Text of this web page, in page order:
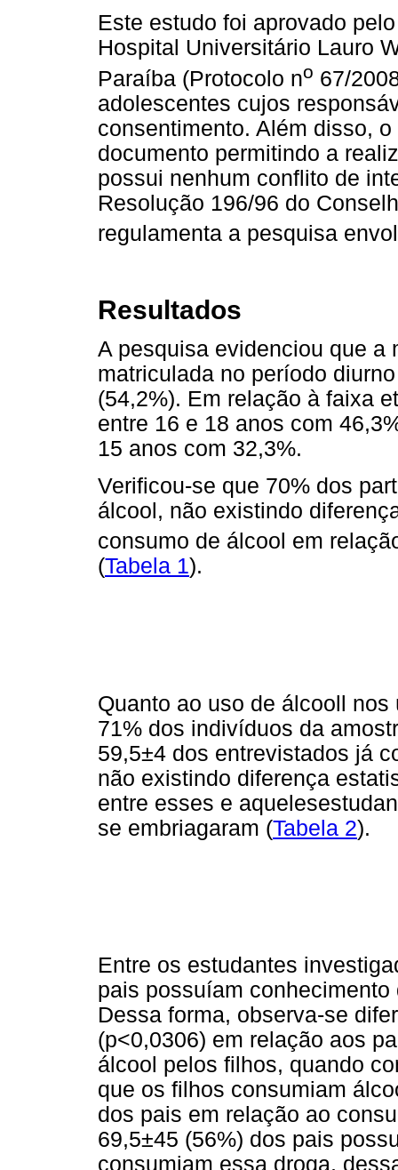
Este estudo foi aprovado
Hospital Universitário Lauro
Paraíba (Protocolo no 67/
adolescentes cujos
consentimento. Além disso,
documento permitindo a
possui nenhum conflito de
Resolução 196/96 do
regulamenta a pesquisa
Resultados
A pesquisa evidenciou que a
matriculada no período
(54,2%). Em relação à faixa
entre 16 e 18 anos com
15 anos com 32,3%.
Verificou-se que 70% dos
álcool, não existindo
consumo de álcool em
(Tabela 1).
Quanto ao uso de álcooll
71% dos indivíduos da
59,5±4 dos entrevistados já
não existindo diferença
entre esses e
se embriagaram (Tabela 2).
Entre os estudantes
pais possuíam
Dessa forma, observa-se
(p<0,0306) em relação aos
álcool pelos filhos, quando
que os filhos consumiam
dos pais em relação ao
69,5±45 (56%) dos pais
consumiam essa droga,